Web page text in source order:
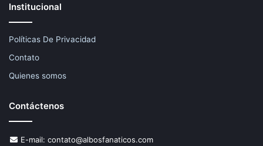
Institucional
Políticas De Privacidad
Contato
Quienes somos
Contáctenos
E-mail: contato@albosfanaticos.com